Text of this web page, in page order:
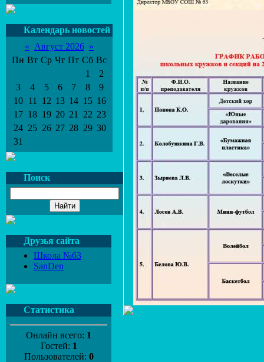
Календарь новостей
« Август 2026 »
Пн Вт Ср Чт Пт Сб Вс
1
2
3
4 5 6 7 8
9
10
11 12 13 14 15 16
17 18 19 20 21 22 23
24 25 26 27 28 29 30
31
Поиск
Друзья сайта
Школа №63
SanDen
Статистика
Онлайн всего: 1
Гостей: 1
Пользователей: 0